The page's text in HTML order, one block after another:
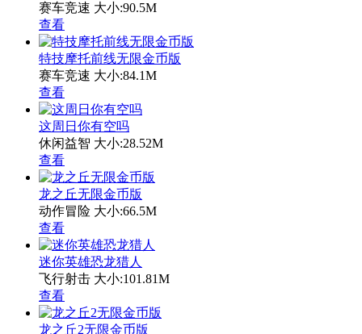
赛车竞速 大小:90.5M
查看
特技摩托前线无限金币版
赛车竞速 大小:84.1M
查看
这周日你有空吗
休闲益智 大小:28.52M
查看
龙之丘无限金币版
动作冒险 大小:66.5M
查看
迷你英雄恐龙猎人
飞行射击 大小:101.81M
查看
龙之丘2无限金币版